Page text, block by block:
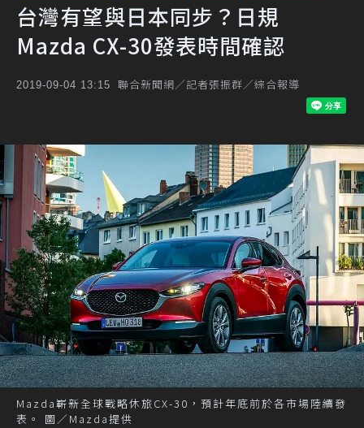
台灣有望與日本同步？日規
Mazda CX-30發表時間確認
2019-09-04 13:15 聯合新聞網／記者張振群／綜合報導
Mazda嶄新全球戰略休旅CX-30，預計年底前於各市場陸續發
表。 圖／Mazda提供